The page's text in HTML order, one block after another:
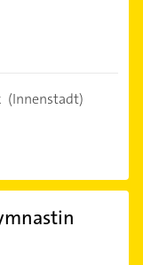
(Innenstadt)